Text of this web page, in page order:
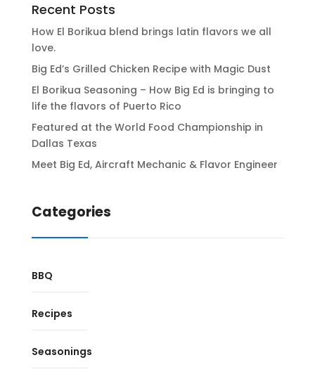
Recent Posts
How El Borikua blend brings latin flavors we all
love.
Big Ed’s Grilled Chicken Recipe with Magic Dust
El Borikua Seasoning – How Big Ed is bringing to
life the flavors of Puerto Rico
Featured at the World Food Championship in
Dallas Texas
Meet Big Ed, Aircraft Mechanic & Flavor Engineer
Categories
BBQ
Recipes
Seasonings